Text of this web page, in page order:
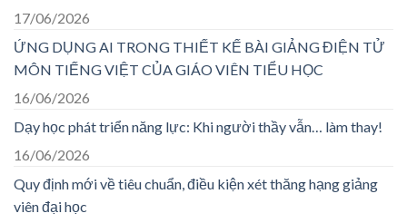
17/06/2026
ỨNG DỤNG AI TRONG THIẾT KẾ BÀI GIẢNG ĐIỆN TỬ
MÔN TIẾNG VIỆT CỦA GIÁO VIÊN TIỂU HỌC
16/06/2026
Dạy học phát triển năng lực: Khi người thầy vẫn… làm thay!
16/06/2026
Quy định mới về tiêu chuẩn, điều kiện xét thăng hạng giảng
viên đại học